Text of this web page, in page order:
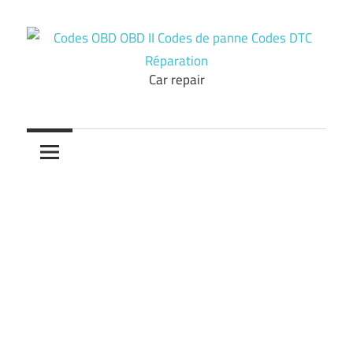
to
OBD
Car repair